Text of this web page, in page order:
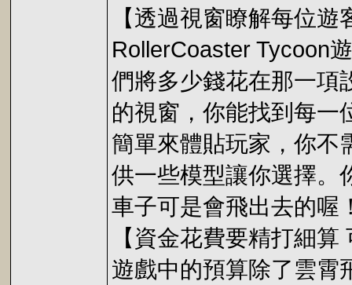
【透過視窗瞭解每位遊
RollerCoaster Tycoon
們將多少錢花在那一項
的視窗，你能找到每一
簡單來體貼玩家，你不
供一些模型讓你選擇。
車子可是會飛出去的喔
【資金花費要精打細
遊戲中的預算除了雲霄